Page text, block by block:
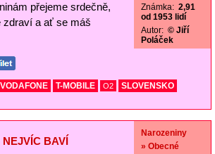
přejeme srdečně,
zdraví a ať se máš
Známka: 2,91
od 1953 lidí
Autor: © Jiří
Poláček
VODAFONE T-MOBILE O2
SLOVENSKO
NEJVÍC BAVÍ
Narozeniny
» Obecné